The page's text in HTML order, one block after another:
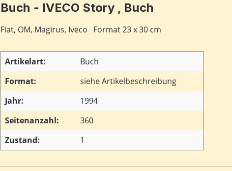
Buch - IVECO Story , Buch
Fiat, OM, Magirus, Iveco Format 23 x 30 cm
Artikelart:
Buch
Format:
siehe Artikelbeschreibung
Jahr:
1994
Seitenanzahl:
360
Zustand:
1